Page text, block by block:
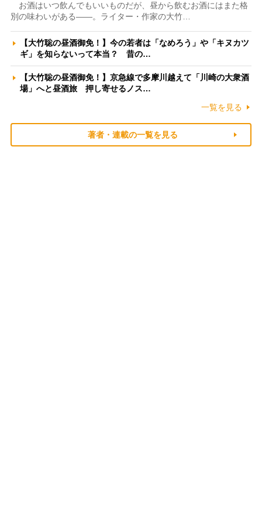
お酒はいつ飲んでもいいものだが、昼から飲むお酒にはまた格
別の味わいがある――。ライター・作家の大竹…
【大竹聡の昼酒御免！】今の若者は「なめろう」や「キヌカツ
ギ」を知らないって本当？ 昔の…
【大竹聡の昼酒御免！】京急線で多摩川越えて「川崎の大衆酒
場」へと昼酒旅 押し寄せるノス…
一覧を見る
著者・連載の一覧を見る